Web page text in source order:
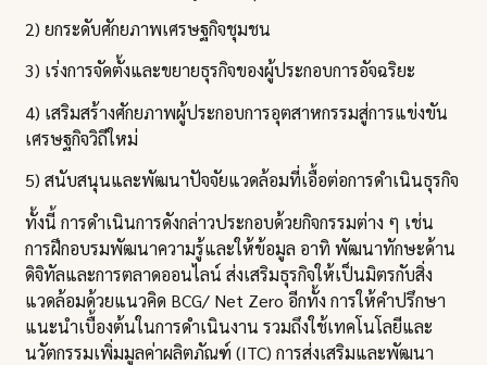
2) ยกระดับศักยภาพเศรษฐกิจชุมชน
3) เร่งการจัดตั้งและขยายธุรกิจของผู้ประกอบการอัจฉริยะ
4) เสริมสร้างศักยภาพผู้ประกอบการอุตสาหกรรมสู่การแข่งขัน
เศรษฐกิจวิถีใหม่
5) สนับสนุนและพัฒนาปัจจัยแวดล้อมที่เอื้อต่อการดำเนินธุรกิจ
ทั้งนี้ การดำเนินการดังกล่าวประกอบด้วยกิจกรรมต่าง ๆ เช่น
การฝึกอบรมพัฒนาความรู้และให้ข้อมูล อาทิ พัฒนาทักษะด้าน
ดิจิทัลและการตลาดออนไลน์ ส่งเสริมธุรกิจให้เป็นมิตรกับสิ่ง
แวดล้อมด้วยแนวคิด BCG/ Net Zero อีกทั้ง การให้คำปรึกษา
แนะนำเบื้องต้นในการดำเนินงาน รวมถึงใช้เทคโนโลยีและ
นวัตกรรมเพิ่มมูลค่าผลิตภัณฑ์ (ITC) การส่งเสริมและพัฒนา